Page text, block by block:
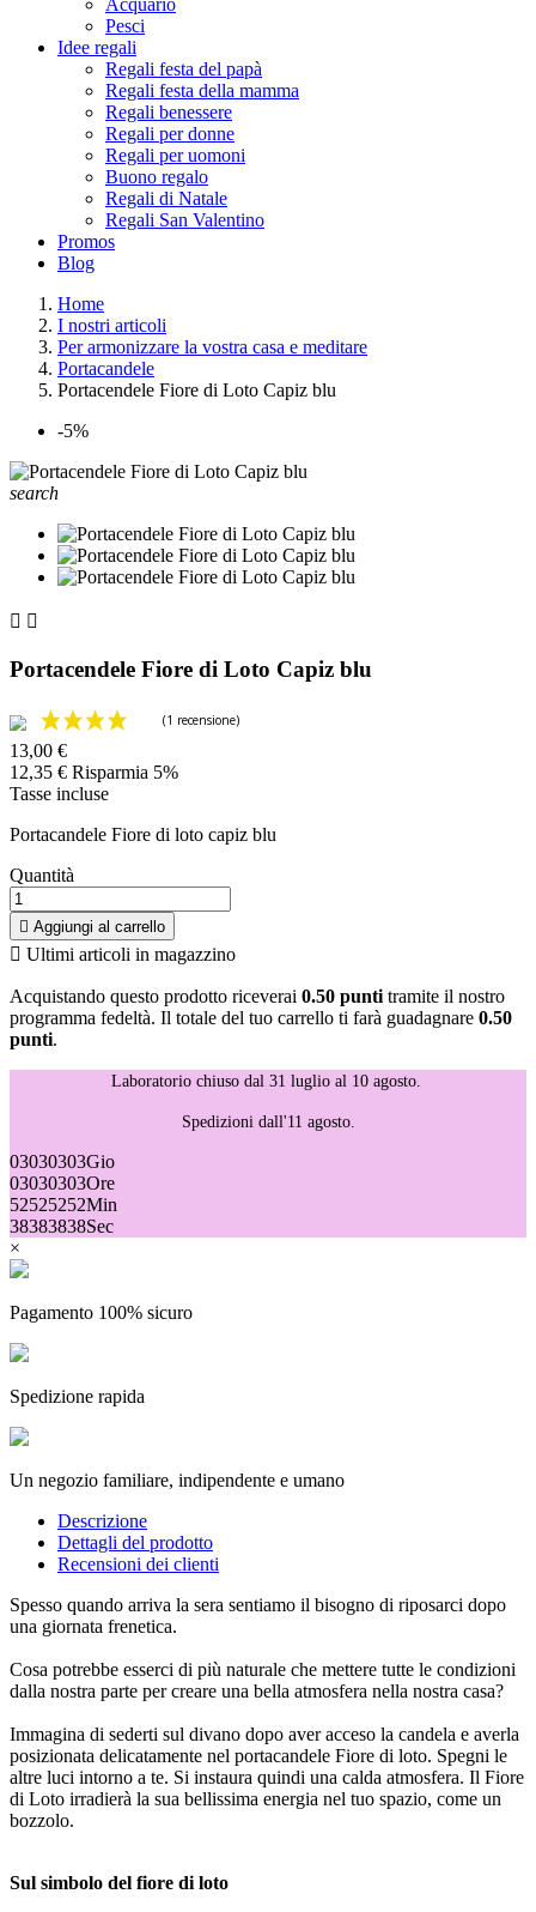
Acquario
Pesci
Idee regali
Regali festa del papà
Regali festa della mamma
Regali benessere
Regali per donne
Regali per uomoni
Buono regalo
Regali di Natale
Regali San Valentino
Promos
Blog
Home
I nostri articoli
Per armonizzare la vostra casa e meditare
Portacandele
Portacendele Fiore di Loto Capiz blu
-5%
search
 
Portacendele Fiore di Loto Capiz blu
13,00 €
12,35 € Risparmia 5%
Tasse incluse
Portacandele Fiore di loto capiz blu
Quantità
 Aggiungi al carrello
 Ultimi articoli in magazzino
Acquistando questo prodotto riceverai 0.50 punti tramite il nostro
programma fedeltà. Il totale del tuo carrello ti farà guadagnare 0.50
punti.
Laboratorio chiuso dal 31 luglio al 10 agosto.
Spedizioni dall'11 agosto.
03030303Gio
03030303Ore
52525252Min
38383838Sec
×
Pagamento 100% sicuro
Spedizione rapida
Un negozio familiare, indipendente e umano
Descrizione
Dettagli del prodotto
Recensioni dei clienti
Spesso quando arriva la sera sentiamo il bisogno di riposarci dopo
una giornata frenetica.
Cosa potrebbe esserci di più naturale che mettere tutte le condizioni
dalla nostra parte per creare una bella atmosfera nella nostra casa?
Immagina di sederti sul divano dopo aver acceso la candela e averla
posizionata delicatamente nel portacandele Fiore di loto. Spegni le
altre luci intorno a te. Si instaura quindi una calda atmosfera. Il Fiore
di Loto irradierà la sua bellissima energia nel tuo spazio, come un
bozzolo.
Sul simbolo del fiore di loto